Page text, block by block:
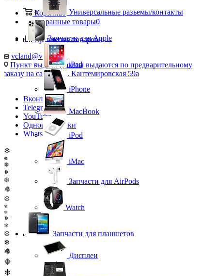
Корзина0
Избранные товары0
Сравнение товаров0
vcland@vcland.ru
Пункт выдачи (заказы выдаются по предварительному
заказу на сайте), ул. Кантемировская 59а
Вконтакте
Telegram
YouTube
Одноклассники
WhatsApp
❄
❅
❅
❅
❆
❅
❆
❄
❄
❅
❄
❆
❄
❅
❅
❄
Универсальные разъемы/контакты
Запчасти для Apple
iPad
iPhone
MacBook
iPod
iMac
Запчасти для AirPods
Watch
Запчасти для планшетов
Дисплеи